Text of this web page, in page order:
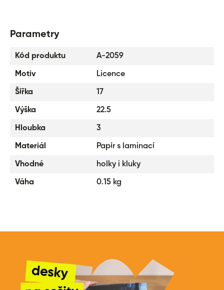
Parametry
Kód produktu A-2059
Motiv Licence
Šířka 17
Výška 22.5
Hloubka 3
Materiál Papír s laminací
Vhodné holky i kluky
Váha 0.15 kg